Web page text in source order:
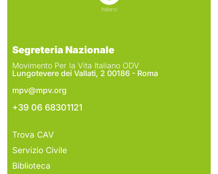
Segreteria Nazionale
Movimento Per la Vita Italiano ODV
Lungotevere dei Vallati, 2 00186 - Roma
mpv@mpv.org
+39 06 68301121
Trova CAV
Servizio Civile
Biblioteca